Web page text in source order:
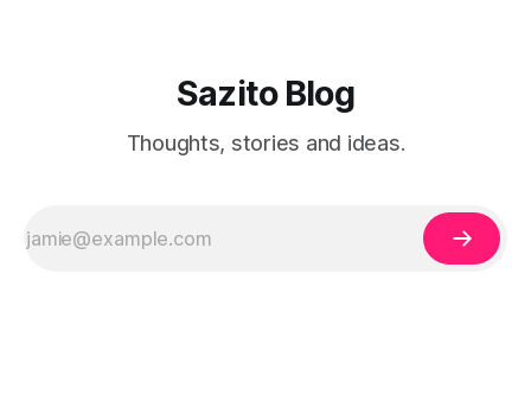
Sazito Blog
Thoughts, stories and ideas.